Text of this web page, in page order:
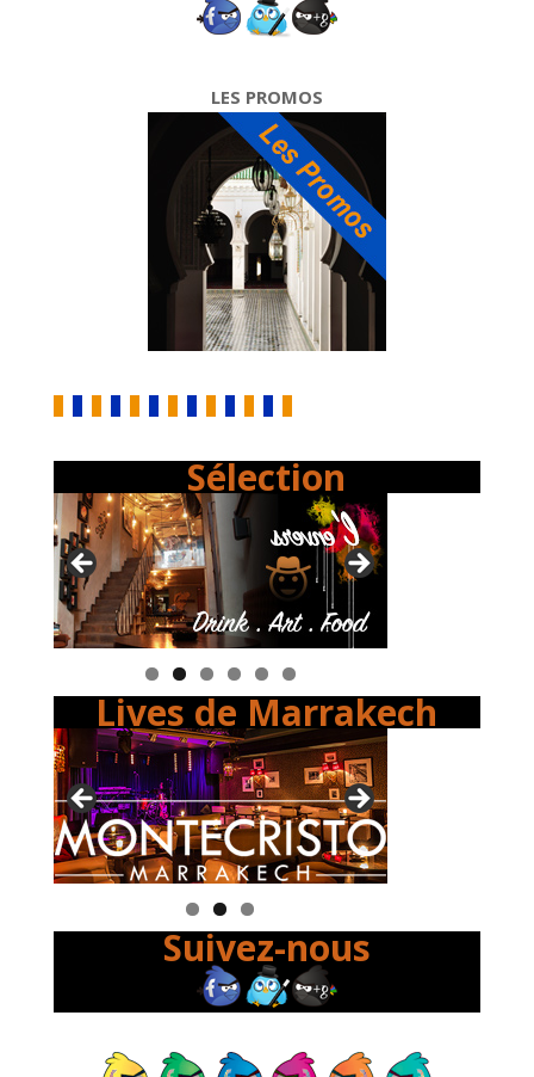
LES PROMOS
Sélection
Lives de Marrakech
Suivez-nous